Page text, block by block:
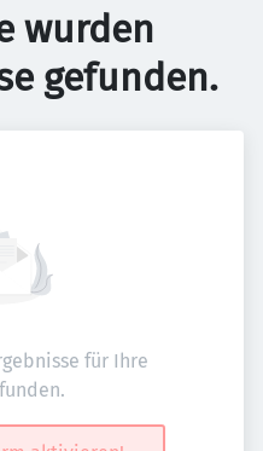
wurden
gefunden.
für Ihre